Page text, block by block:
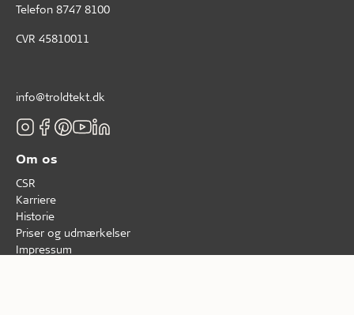
Telefon 8747 8100
CVR 45810011
info@troldtekt.dk
Om os
CSR
Karriere
Historie
Priser og udmærkelser
Impressum